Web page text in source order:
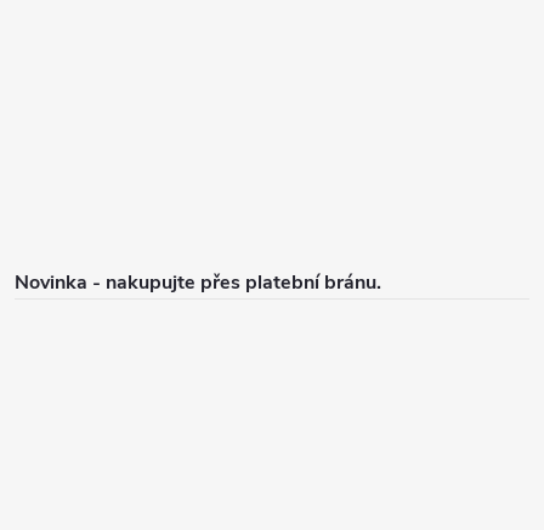
Novinka - nakupujte přes platební bránu.